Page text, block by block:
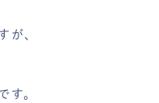
が、
す。